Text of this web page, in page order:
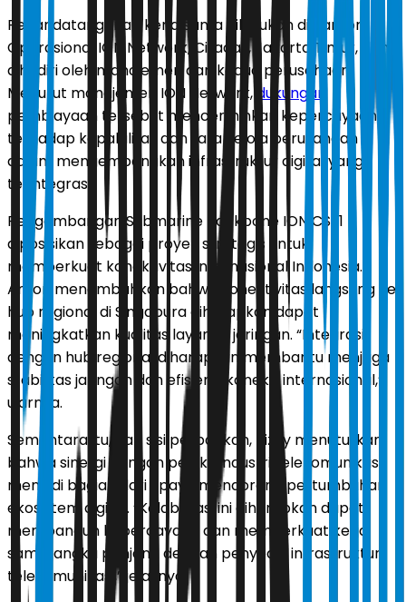
Penandatanganan kerja sama dilakukan di Kantor
Operasional ION Network, Ciracas, Jakarta Timur, dan
dihadiri oleh manajemen dari kedua perusahaan.
Menurut manajemen ION Network, dukungan
pembiayaan tersebut mencerminkan kepercayaan
terhadap kapabilitas dan tata kelola perusahaan
dalam mengembangkan infrastruktur digital yang
terintegrasi.
Pengembangan Submarine Backbone ION CS-1
diposisikan sebagai proyek strategis untuk
memperkuat konektivitas internasional Indonesia.
Anton menambahkan bahwa konektivitas langsung ke
hub regional di Singapura diharapkan dapat
meningkatkan kualitas layanan jaringan. “Integrasi
dengan hub regional diharapkan membantu menjaga
stabilitas jaringan dan efisiensi koneksi internasional,”
ujarnya.
Sementara itu, dari sisi perbankan, Rizky menuturkan
bahwa sinergi dengan pelaku industri telekomunikasi
menjadi bagian dari upaya mendorong pertumbuhan
ekosistem digital. “Kolaborasi ini diharapkan dapat
membangun kepercayaan dan memperkuat kerja
sama jangka panjang dengan penyedia infrastruktur
telekomunikasi,” jelasnya.